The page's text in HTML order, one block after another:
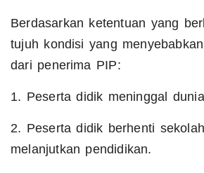
Berdasarkan ketentuan yang
tujuh kondisi yang
dari penerima PIP:
1. Peserta didik meninggal
2. Peserta didik berhenti
melanjutkan pendidikan.